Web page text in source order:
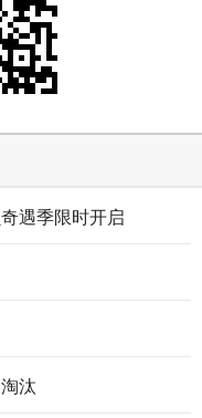
遇季限时开启
汰